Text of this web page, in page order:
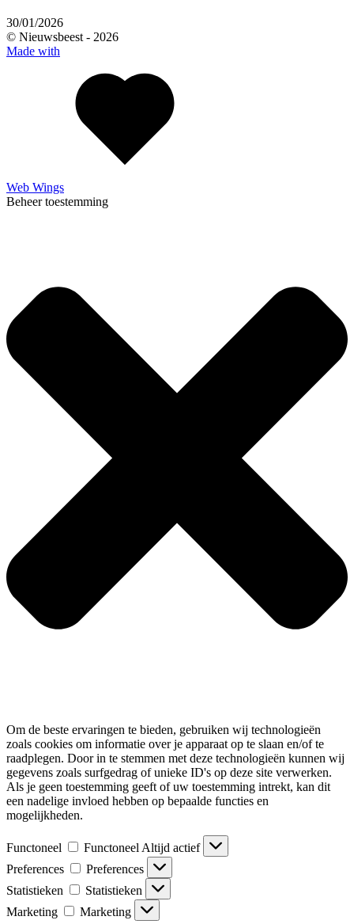
30/01/2026
© Nieuwsbeest - 2026
Made with
Web Wings
Beheer toestemming
Om de beste ervaringen te bieden, gebruiken wij technologieën
zoals cookies om informatie over je apparaat op te slaan en/of te
raadplegen. Door in te stemmen met deze technologieën kunnen wij
gegevens zoals surfgedrag of unieke ID's op deze site verwerken.
Als je geen toestemming geeft of uw toestemming intrekt, kan dit
een nadelige invloed hebben op bepaalde functies en
mogelijkheden.
Functoneel Functoneel Altijd actief
Preferences
Preferences
Statistieken
Statistieken
Marketing
Marketing